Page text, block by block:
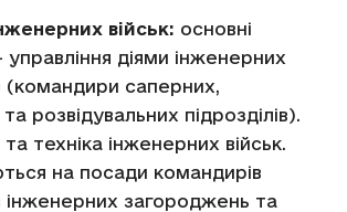
військ: основні
управління діями інженерних
(командири саперних,
розвідувальних підрозділів).
техніка інженерних військ.
на посади командирів
інженерних загороджень та